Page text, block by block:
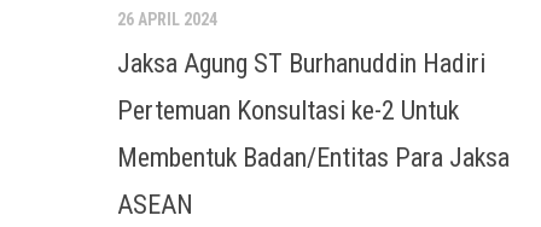
26 APRIL 2024
Jaksa Agung ST Burhanuddin Hadiri
Pertemuan Konsultasi ke-2 Untuk
Membentuk Badan/Entitas Para Jaksa
ASEAN